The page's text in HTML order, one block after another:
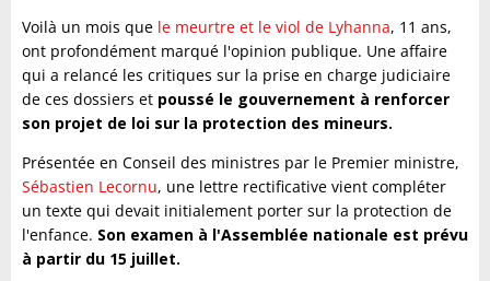
Voilà un mois que le meurtre et le viol de Lyhanna, 11 ans,
ont profondément marqué l'opinion publique. Une affaire
qui a relancé les critiques sur la prise en charge judiciaire
de ces dossiers et poussé le gouvernement à renforcer
son projet de loi sur la protection des mineurs.
Présentée en Conseil des ministres par le Premier ministre,
Sébastien Lecornu, une lettre rectificative vient compléter
un texte qui devait initialement porter sur la protection de
l'enfance. Son examen à l'Assemblée nationale est prévu
à partir du 15 juillet.